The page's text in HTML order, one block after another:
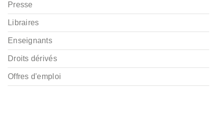
Presse
Libraires
Enseignants
Droits dérivés
Offres d'emploi